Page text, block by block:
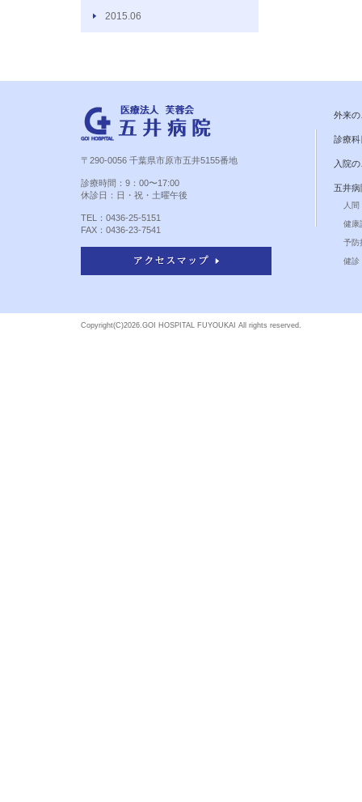
2015.06
〒290-0056 千葉県市原市五井5155番地
診療時間：9：00〜17:00
休診日：日・祝・土曜午後
TEL：0436-25-5151
FAX：0436-23-7541
外来
診療
入院
五井
人
健康
予防
健診
Copyright(C)2026.GOI HOSPITAL FUYOUKAI All rights reserved.